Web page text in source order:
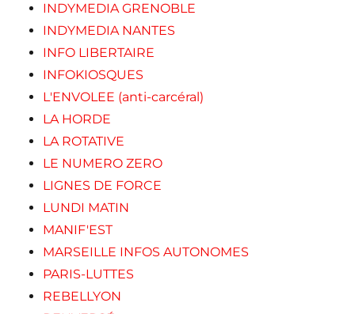
INDYMEDIA GRENOBLE
INDYMEDIA NANTES
INFO LIBERTAIRE
INFOKIOSQUES
L'ENVOLEE (anti-carcéral)
LA HORDE
LA ROTATIVE
LE NUMERO ZERO
LIGNES DE FORCE
LUNDI MATIN
MANIF'EST
MARSEILLE INFOS AUTONOMES
PARIS-LUTTES
REBELLYON